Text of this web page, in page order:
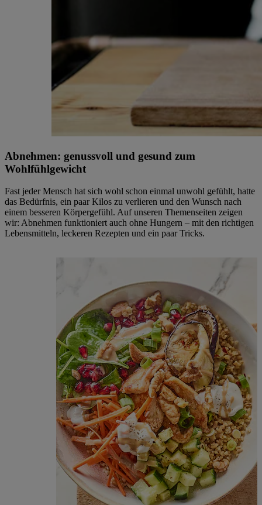
Abnehmen: genussvoll und gesund zum
Wohlfühlgewicht
Fast jeder Mensch hat sich wohl schon einmal unwohl gefühlt, hatte
das Bedürfnis, ein paar Kilos zu verlieren und den Wunsch nach
einem besseren Körpergefühl. Auf unseren Themenseiten zeigen
wir: Abnehmen funktioniert auch ohne Hungern – mit den richtigen
Lebensmitteln, leckeren Rezepten und ein paar Tricks.